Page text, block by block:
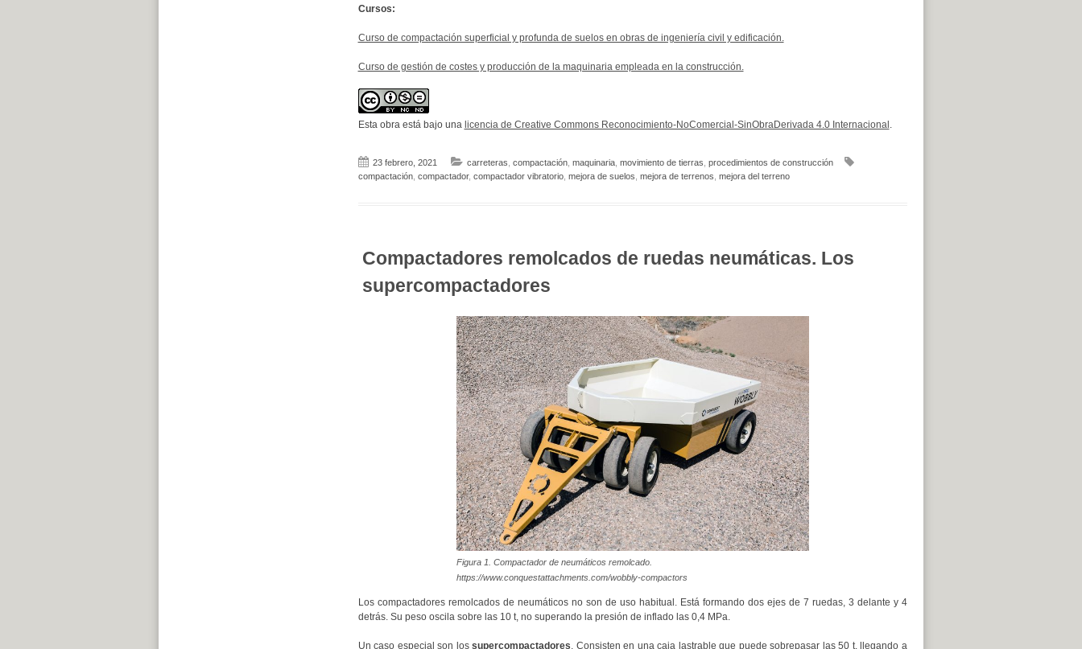
Cursos:
Curso de compactación superficial y profunda de suelos en obras de ingeniería civil y edificación.
Curso de gestión de costes y producción de la maquinaria empleada en la construcción.
Esta obra está bajo una licencia de Creative Commons Reconocimiento-NoComercial-SinObraDerivada 4.0 Internacional .
23 febrero, 2021 carreteras compactación, maquinaria, movimiento de tierras procedimientos de construcción
compactación, compactador, compactador vibratorio, mejora de suelos mejora de terrenos mejora del terreno
Compactadores remolcados de ruedas neumáticas. Los
supercompactadores
Figura 1. Compactador de neumáticos remolcado.
https://www.conquestattachments.com/wobbly-compactors
Los compactadores remolcados de neumáticos no son de uso habitual. Está formando dos ejes de 7 ruedas, 3 delante y 4
detrás. Su peso oscila sobre las 10 t, no superando la presión de inflado las 0,4 MPa.
Un caso especial son lossupercompactadores. Consisten en una caja lastrable que puede sobrepasar las 50 t, llegando a